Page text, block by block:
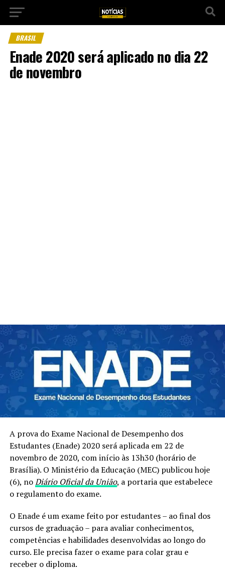
BRASIL
Enade 2020 será aplicado no dia 22
de novembro
A prova do Exame Nacional de Desempenho dos
Estudantes (Enade) 2020 será aplicada em 22 de
novembro de 2020, com início às 13h30 (horário de
Brasília). O Ministério da Educação (MEC) publicou hoje
(6), noDiário Oficial da União, a portaria que estabelece
o regulamento do exame.
O Enade é um exame feito por estudantes – ao final dos
cursos de graduação – para avaliar conhecimentos,
competências e habilidades desenvolvidas ao longo do
curso. Ele precisa fazer o exame para colar grau e
receber o diploma.